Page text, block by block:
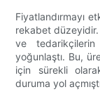
Fiyatlandırmayı
rekabet
ve tedarikçilerin
yoğunlaştı. Bu,
için sürekli
duruma yol